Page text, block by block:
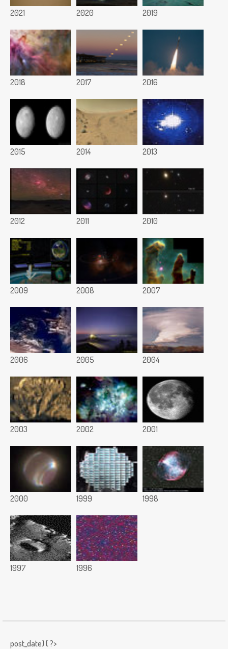
2021 2020 2019
2018 2017 2016
2015 2014 2013
2012 2011 2010
2009 2008 2007
2006 2005 2004
2003 2002 2001
2000 1999 1998
1997 1996
post_date) { ?>